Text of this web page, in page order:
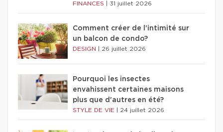
FINANCES 31 juillet 2026
Comment créer de l'intimité sur
un balcon de condo?
DESIGN 26 juillet 2026
Pourquoi les insectes
envahissent certaines maisons
plus que d'autres en été?
STYLE DE VIE 24 juillet 2026